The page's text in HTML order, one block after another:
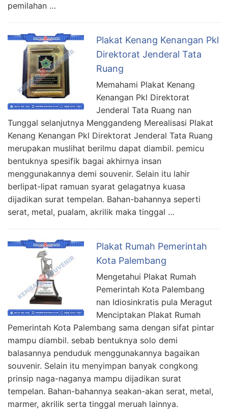
pemilahan …
Plakat Kenang Kenangan Pkl
Direktorat Jenderal Tata
Ruang
Memahami Plakat Kenang
Kenangan Pkl Direktorat
Jenderal Tata Ruang nan
Tunggal selanjutnya Menggandeng Merealisasi Plakat
Kenang Kenangan Pkl Direktorat Jenderal Tata Ruang
merupakan muslihat berilmu dapat diambil. pemicu
bentuknya spesifik bagai akhirnya insan
menggunakannya demi souvenir. Selain itu lahir
berlipat-lipat ramuan syarat gelagatnya kuasa
dijadikan surat tempelan. Bahan-bahannya seperti
serat, metal, pualam, akrilik maka tinggal …
Plakat Rumah Pemerintah
Kota Palembang
Mengetahui Plakat Rumah
Pemerintah Kota Palembang
nan Idiosinkratis pula Meragut
Menciptakan Plakat Rumah
Pemerintah Kota Palembang sama dengan sifat pintar
mampu diambil. sebab bentuknya solo demi
balasannya penduduk menggunakannya bagaikan
souvenir. Selain itu menyimpan banyak congkong
prinsip naga-naganya mampu dijadikan surat
tempelan. Bahan-bahannya seakan-akan serat, metal,
marmer, akrilik serta tinggal meruah lainnya.